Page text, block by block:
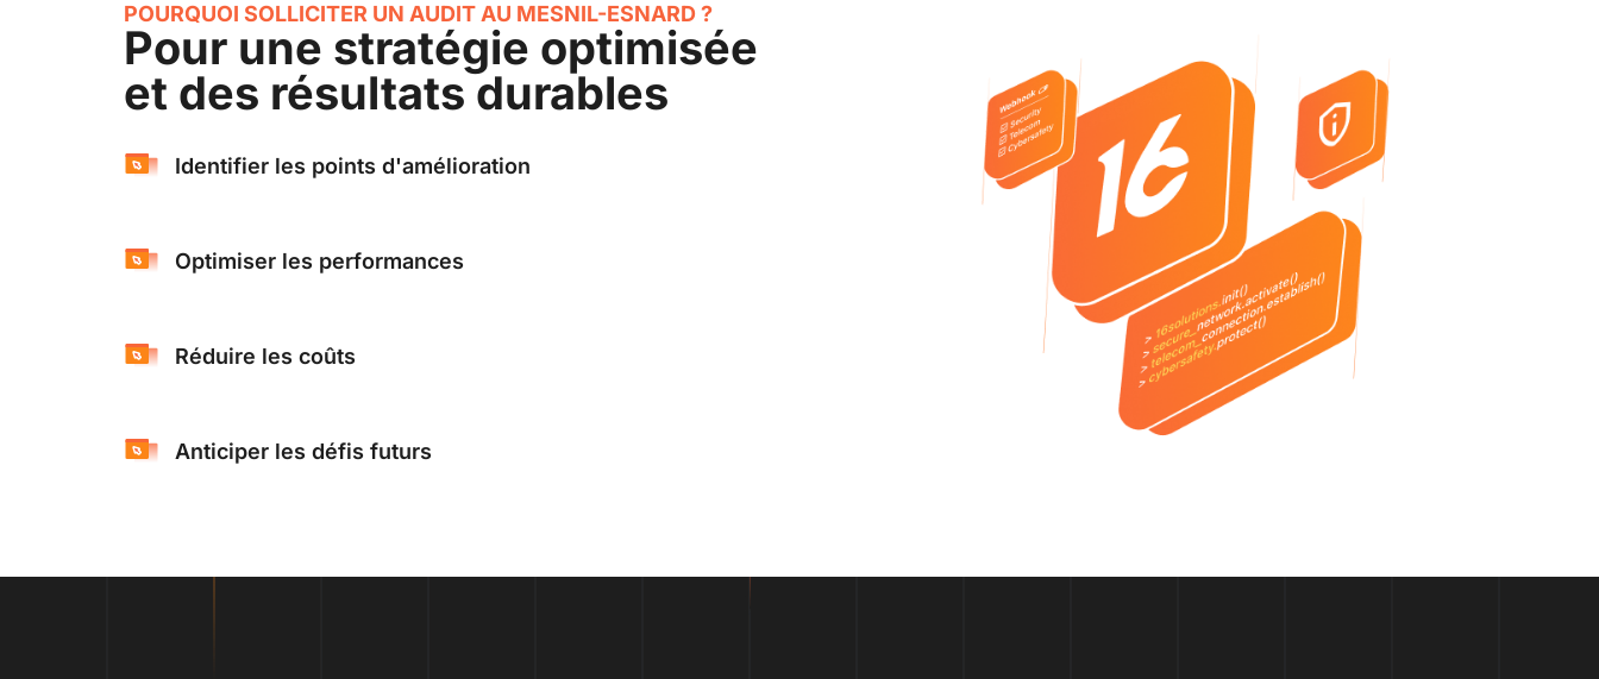
POURQUOI SOLLICITER UN AUDIT AU MESNIL-ESNARD ?
Pour une stratégie optimisée
et des résultats durables
Identifier les points d'amélioration
Optimiser les performances
Réduire les coûts
Anticiper les défis futurs